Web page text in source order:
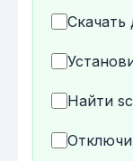
Скачать
Найти